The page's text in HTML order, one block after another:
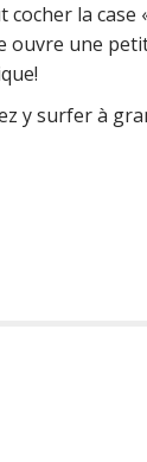
la case
ouvre une
y surfer à